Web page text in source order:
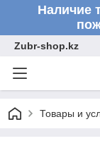
Наличие
Zubr-shop.kz
Товары и